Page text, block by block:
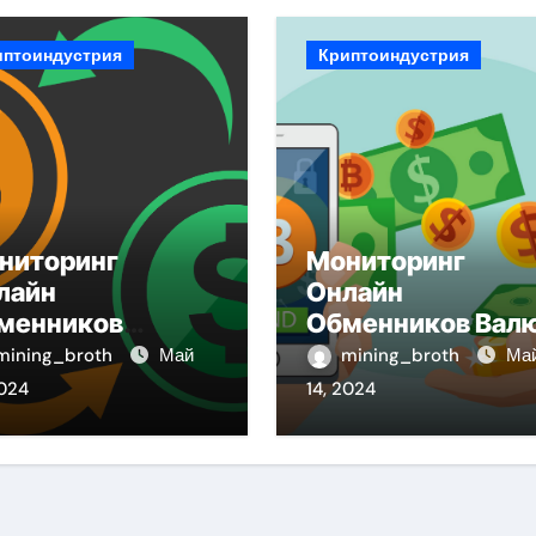
Зачем Это
и Как
Лучший
Май
Криптоиндустрия
Мониторинг
Онлайн
Обменников
mining_broth
14, 2024